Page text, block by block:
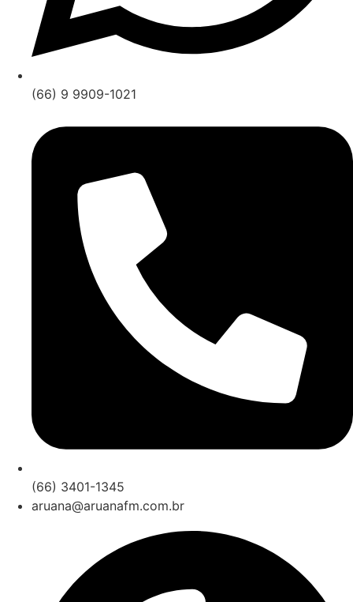
(66) 9 9909-1021
(66) 3401-1345
aruana@aruanafm.com.br